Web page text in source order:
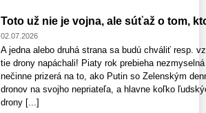
Toto už nie je vojna, ale súťaž o tom,
02.07.2026
A jedna alebo druhá strana sa budú chváliť resp.
tie drony napáchali! Piaty rok prebieha
nečinne prizerá na to, ako Putin so Zelenským
dronov na svojho nepriateľa, a hlavne koľko
drony [...]